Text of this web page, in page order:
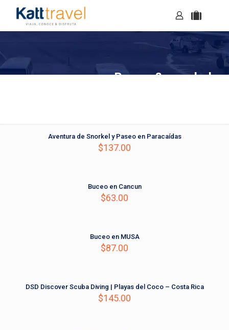
Buceo & snorkel
Aventura de Snorkel y Paseo en Paracaí­das
$137.00
Buceo en Cancun
$63.00
Buceo en MUSA
$87.00
DSD Discover Scuba Diving | Playas del Coco – Costa Rica
$145.00